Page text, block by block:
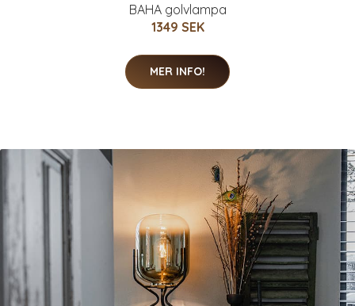
BAHA golvlampa
1349 SEK
MER INFO!